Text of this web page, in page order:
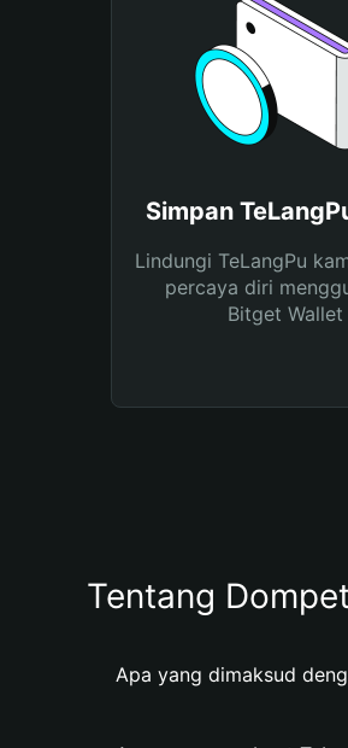
Simpan
Lindungi TeLangPu
percaya diri
Bitget Wallet
Tentang
Apa yang dimaksud